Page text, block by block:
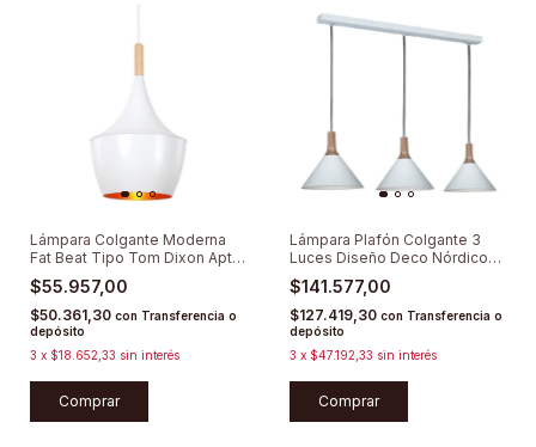
Lámpara Colgante Moderna
Fat Beat Tipo Tom Dixon Apto
Led
$55.957,00
$50.361,30 con Transferencia o
depósito
3 x $18.652,33 sin interés
Comprar
Lámpara Plafón Colgante 3
Luces Diseño Deco Nórdico
Moderno
$141.577,00
$127.419,30 con Transferencia o
depósito
3 x $47.192,33 sin interés
Comprar